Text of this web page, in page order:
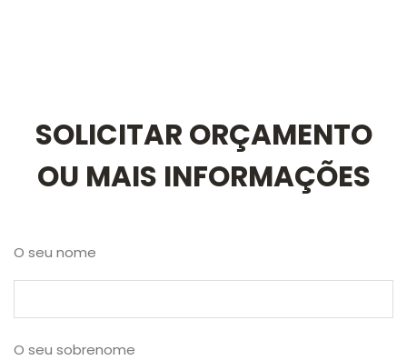
SOLICITAR ORÇAMENTO
OU MAIS INFORMAÇÕES
O seu nome
O seu sobrenome